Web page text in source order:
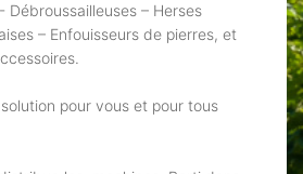
Débroussailleuses – Herses
– Enfouisseurs de pierres, et
pour vous et pour tous